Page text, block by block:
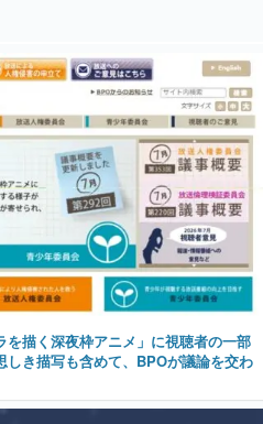
を描く深夜枠アニメ」に視聴者の一部
き描写も含めて、BPOが議論を交わ